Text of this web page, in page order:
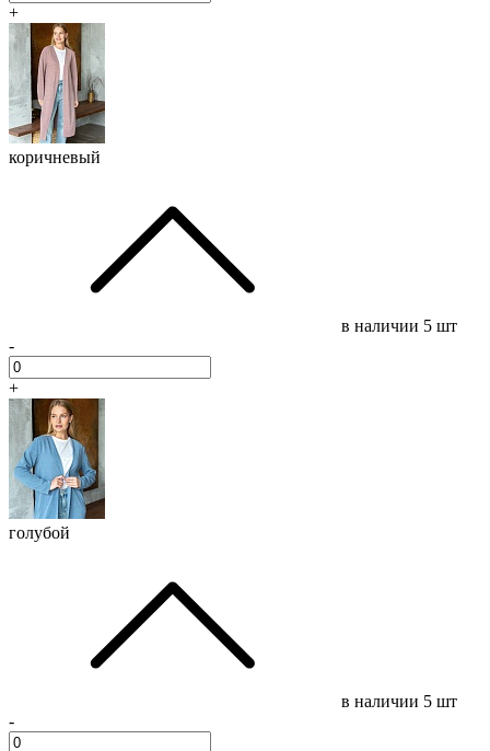
+
коричневый
в наличии 5 шт
-
+
голубой
в наличии 5 шт
-